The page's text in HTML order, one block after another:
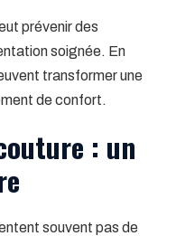
prévenir des
soignée. En
transformer une
de confort.
: un
souvent pas de